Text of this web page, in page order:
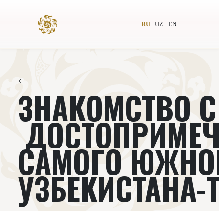
RU UZ EN
Авторы Всемирное общество
Издательство
Проекты Подкасты
Книги Видеолекторий
←
ЗНАКОМСТВО С
САМОГО
УЗБЕКИСТАНА-